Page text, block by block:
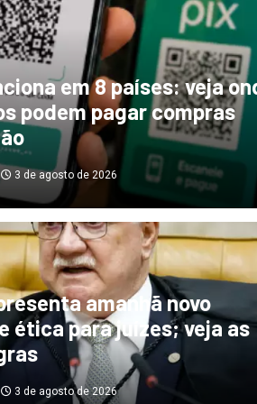
indica El
diminuindo
secas de
3 de agosto de 2026
em 8 países: veja
podem pagar compras
3 de agosto de 2026
amanhã novo
ética para juízes; veja as
3 de agosto de 2026